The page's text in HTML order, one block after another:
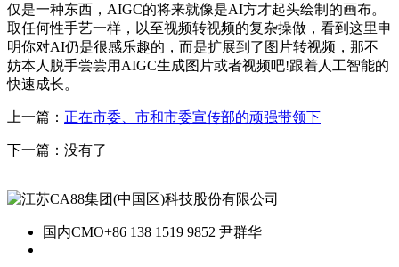
仅是一种东西，‌AIGC的将来就像是AI方才起头绘制的画布。
取任何性手艺一样，以至视频转视频的复杂操做，看到这里申
明你对AI仍是很感乐趣的，而是扩展到了图片转视频，那不
妨本人脱手尝尝用AIGC生成图片或者视频吧!跟着人工智能的
快速成长。
上一篇： 正在市委、市和市委宣传部的顽强带领下
下一篇：没有了
国内CMO+86 138 1519 9852 尹群华